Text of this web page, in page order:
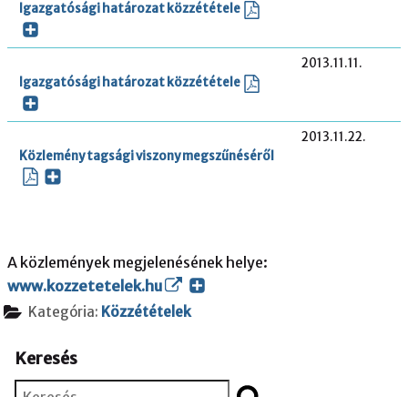
Igazgatósági határozat közzététele
Igazgatósági határozat közzététele
2013.11.11.
Közlemény tagsági viszony megszűnéséről
2013.11.22.
A közlemények megjelenésének helye:
www.kozzetetelek.hu
Kategória: Közzétételek
Keresés